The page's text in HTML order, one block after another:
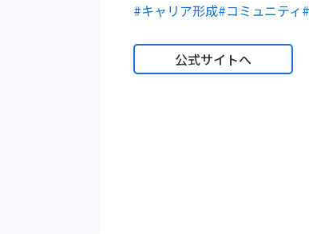
#キャリア形成#コミュニティ
公式サイトへ